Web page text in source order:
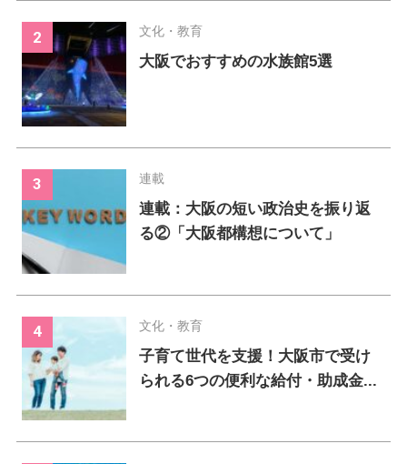
文化・教育
大阪でおすすめの水族館5選
連載
連載：大阪の短い政治史を振り返
る②「大阪都構想について」
文化・教育
子育て世代を支援！大阪市で受け
られる6つの便利な給付・助成金...